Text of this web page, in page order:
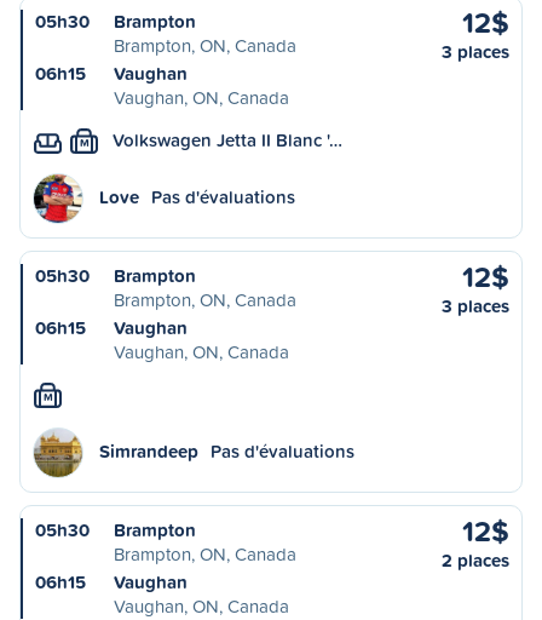
05h30
Brampton
Brampton, ON, Canada
06h15
Vaughan
Vaughan, ON, Canada
12$
3 places
M Volkswagen Jetta II Blanc '…
Love Pas d'évaluations
05h30
Brampton
Brampton, ON, Canada
06h15
Vaughan
Vaughan, ON, Canada
12$
3 places
M
Simrandeep Pas d'évaluations
05h30
Brampton
Brampton, ON, Canada
06h15
Vaughan
Vaughan, ON, Canada
12$
2 places